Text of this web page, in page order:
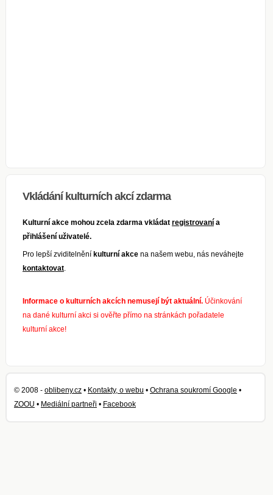
Vkládání kulturních akcí zdarma
Kulturní akce mohou zcela zdarma vkládat registrovanía
přihlášení uživatelé.
Pro lepší zviditelnění kulturní akcena našem webu, nás neváhejte
kontaktovat.
Informace o kulturních akcích nemusejí být aktuální. Účinkování
na dané kulturní akci si ověřte přímo na stránkách pořadatele
kulturní akce!
© 2008 - oblibeny.cz• Kontakty, o webu • Ochrana soukromí Google •
ZOOU • Mediální partneři • Facebook